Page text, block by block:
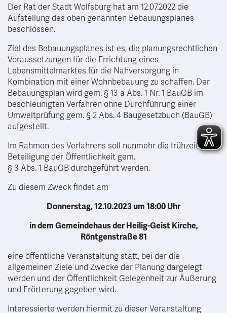
Der Rat der Stadt Wolfsburg hat am 12.07.2022 die
Aufstellung des oben genannten Bebauungsplanes
beschlossen.
Ziel des Bebauungsplanes ist es, die planungsrechtlichen
Voraussetzungen für die Errichtung eines
Lebensmittelmarktes für die Nahversorgung in
Kombination mit einer Wohnbebauung zu schaffen. Der
Bebauungsplan wird gem. § 13 a Abs. 1 Nr. 1 BauGB im
beschleunigten Verfahren ohne Durchführung einer
Umweltprüfung gem. § 2 Abs. 4 Baugesetzbuch (BauGB)
aufgestellt.
Im Rahmen des Verfahrens soll nunmehr die frühzeitige
Beteiligung der Öffentlichkeit gem.
§ 3 Abs. 1 BauGB durchgeführt werden.
Zu diesem Zweck findet am
Donnerstag, 12.10.2023 um 18:00 Uhr
in dem Gemeindehaus der Heilig-Geist Kirche,
Röntgenstraße 81
eine öffentliche Veranstaltung statt, bei der die
allgemeinen Ziele und Zwecke der Planung dargelegt
werden und der Öffentlichkeit Gelegenheit zur Äußerung
und Erörterung gegeben wird.
Interessierte werden hiermit zu dieser Veranstaltung